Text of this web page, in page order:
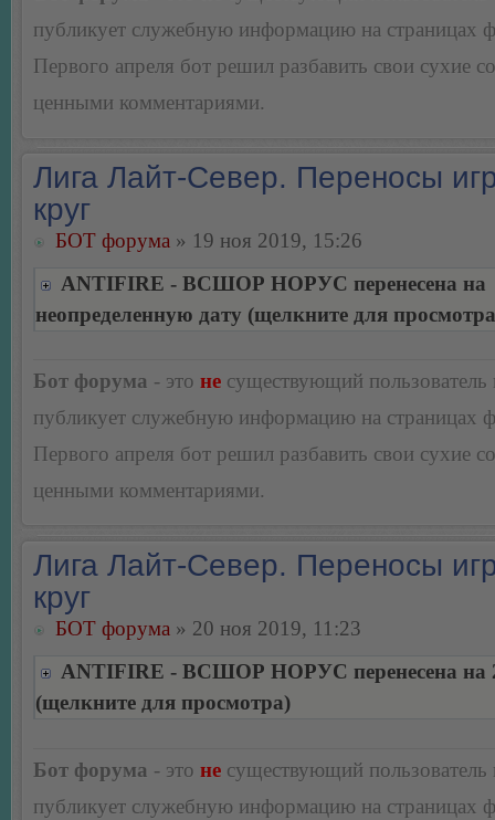
публикует служебную информацию на страницах
Первого апреля бот решил разбавить свои сухие
ценными комментариями.
Лига Лайт-Север. Переносы
круг
БОТ форума » 19 ноя 2019, 15:26
ANTIFIRE - ВСШОР НОРУС перенесена на
неопределенную дату (щелкните для
Бот форума - это не существующий пользователь
публикует служебную информацию на страницах
Первого апреля бот решил разбавить свои сухие
ценными комментариями.
Лига Лайт-Север. Переносы
круг
БОТ форума » 20 ноя 2019, 11:23
ANTIFIRE - ВСШОР НОРУС перенесена на
(щелкните для просмотра)
Бот форума - это не существующий пользователь
публикует служебную информацию на страницах